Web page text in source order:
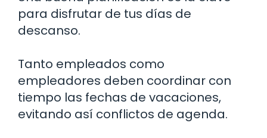
para disfrutar de tus días de
descanso.
Tanto empleados como
empleadores deben coordinar con
tiempo las fechas de vacaciones,
evitando así conflictos de agenda.